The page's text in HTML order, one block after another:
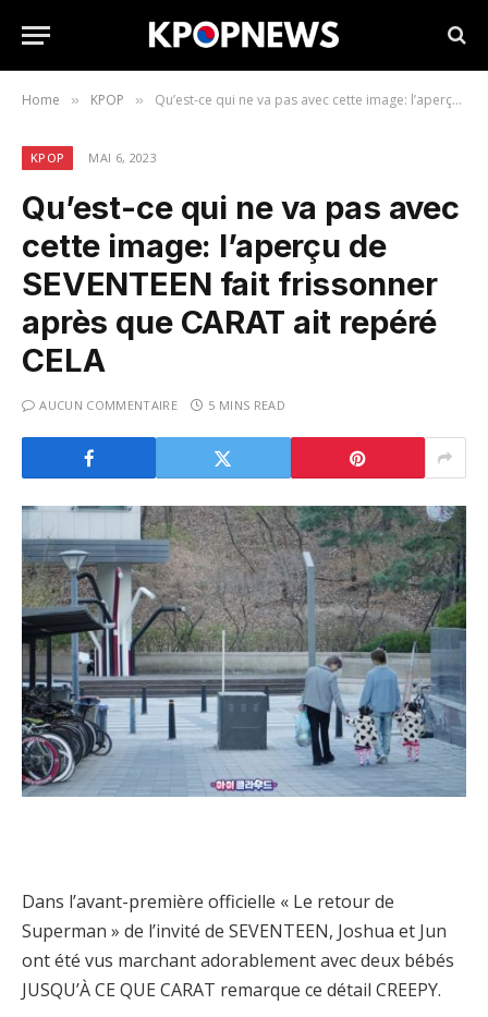
Home » KPOP » Qu’est-ce qui ne va pas avec cette image: l’aperçu de SEVENTEEN fait frissonner après que CARAT ait repéré CELA
KPOP MAI 6, 2023
Qu’est-ce qui ne va pas avec
cette image: l’aperçu de
SEVENTEEN fait frissonner
après que CARAT ait repéré
CELA
AUCUN COMMENTAIRE 5 MINS READ
Dans l’avant-première officielle « Le retour de
Superman » de l’invité de SEVENTEEN, Joshua et Jun
ont été vus marchant adorablement avec deux bébés
JUSQU’À CE QUE CARAT remarque ce détail CREEPY.